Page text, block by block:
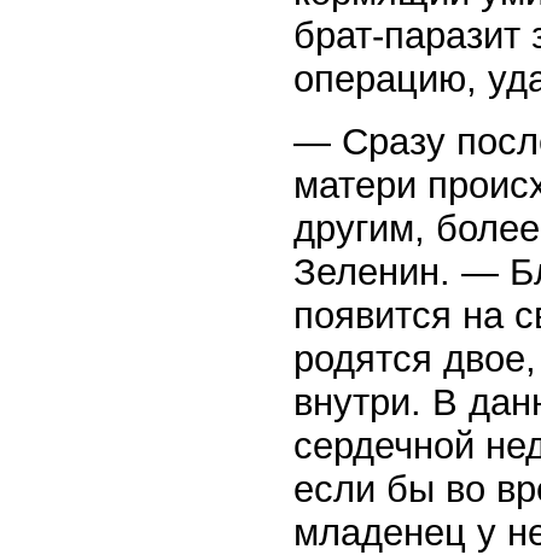
брат-
операцию,
— Сразу
матери
другим,
Зеленин. —
появится на
родятся
внутри. В
сердечной
если бы во
младенец у